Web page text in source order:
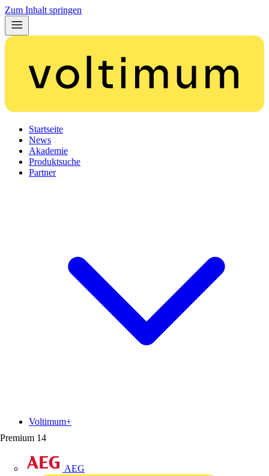
Zum Inhalt springen
Startseite
News
Akademie
Produktsuche
Partner
Premium 14
AEG
Voltimum+